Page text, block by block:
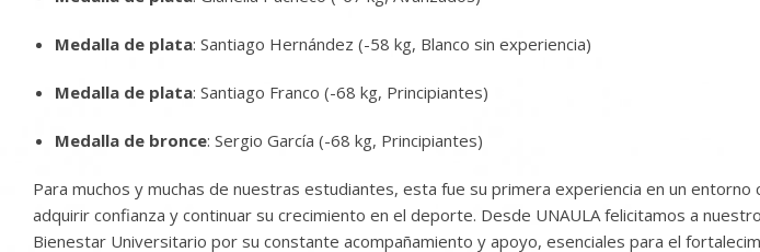
Medalla de plata: Santiago Hernández (-58 kg, Blanco sin experiencia)
Medalla de plata: Santiago Franco (-68 kg, Principiantes)
Medalla de bronce: Sergio García (-68 kg, Principiantes)
Para muchos y muchas de nuestras estudiantes, esta fue su primera experiencia en un
adquirir confianza y continuar su crecimiento en el deporte. Desde UNAULA felicitamos a
Bienestar Universitario por su constante acompañamiento y apoyo, esenciales para el